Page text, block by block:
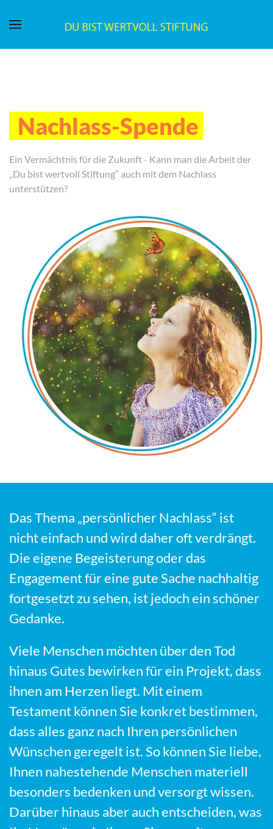
Nachlass-Spende
Ein Vermächtnis für die Zukunft - Kann man die Arbeit der
„Du bist wertvoll Stiftung“ auch mit dem Nachlass
unterstützen?
Das Thema „persönlicher Nachlass“ ist
nicht einfach und wird daher oft verdrängt.
Die eigene Begeisterung oder das
Engagement für eine gute Sache nachhaltig
fortgesetzt zu sehen, ist jedoch ein schöner
Gedanke.
Viele Menschen möchten über den Tod
hinaus Gutes bewirken für ein Projekt, dass
ihnen am Herzen liegt. Mit einem
Testament können Sie konkret bestimmen,
dass alles ganz nach Ihren persönlichen
Wünschen geregelt ist. So können Sie liebe,
Ihnen nahestehende Menschen materiell
besonders bedenken und versorgt wissen.
Darüber hinaus aber auch entscheiden, was